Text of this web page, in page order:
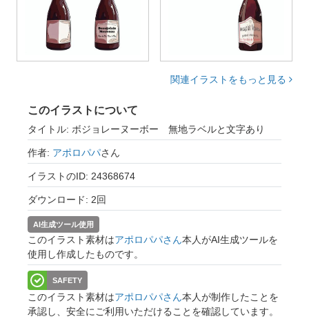
関連イラストをもっと見る
このイラストについて
タイトル: ボジョレーヌーボー 無地ラベルと文字あり
作者: アポロパパさん
イラストのID: 24368674
ダウンロード: 2回
AI生成ツール使用
このイラスト素材はアポロパパさん本人がAI生成ツールを
使用し作成したものです。
SAFETY
このイラスト素材はアポロパパさん本人が制作したことを
承認し、安全にご利用いただけることを確認しています。